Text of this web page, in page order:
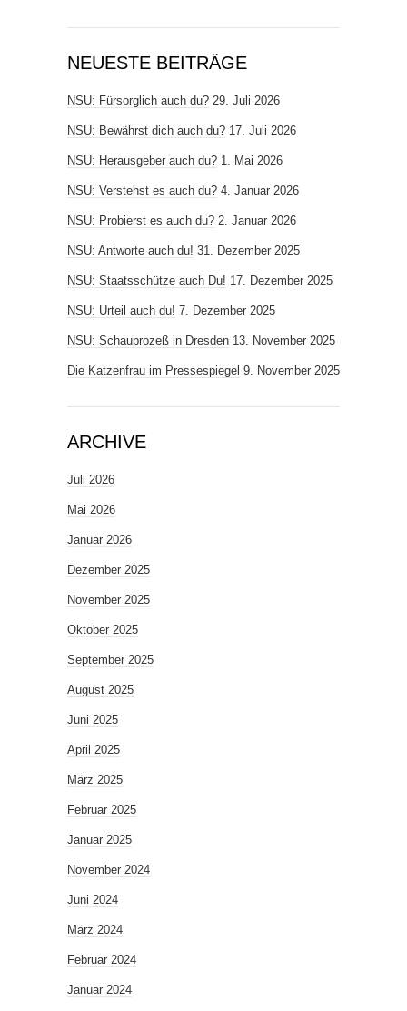
NEUESTE BEITRÄGE
NSU: Fürsorglich auch du? 29. Juli 2026
NSU: Bewährst dich auch du? 17. Juli 2026
NSU: Herausgeber auch du? 1. Mai 2026
NSU: Verstehst es auch du? 4. Januar 2026
NSU: Probierst es auch du? 2. Januar 2026
NSU: Antworte auch du! 31. Dezember 2025
NSU: Staatsschütze auch Du! 17. Dezember 2025
NSU: Urteil auch du! 7. Dezember 2025
NSU: Schauprozeß in Dresden 13. November 2025
Die Katzenfrau im Pressespiegel 9. November 2025
ARCHIVE
Juli 2026
Mai 2026
Januar 2026
Dezember 2025
November 2025
Oktober 2025
September 2025
August 2025
Juni 2025
April 2025
März 2025
Februar 2025
Januar 2025
November 2024
Juni 2024
März 2024
Februar 2024
Januar 2024